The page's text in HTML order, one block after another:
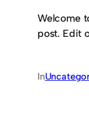
Welcome
post. Edit
In